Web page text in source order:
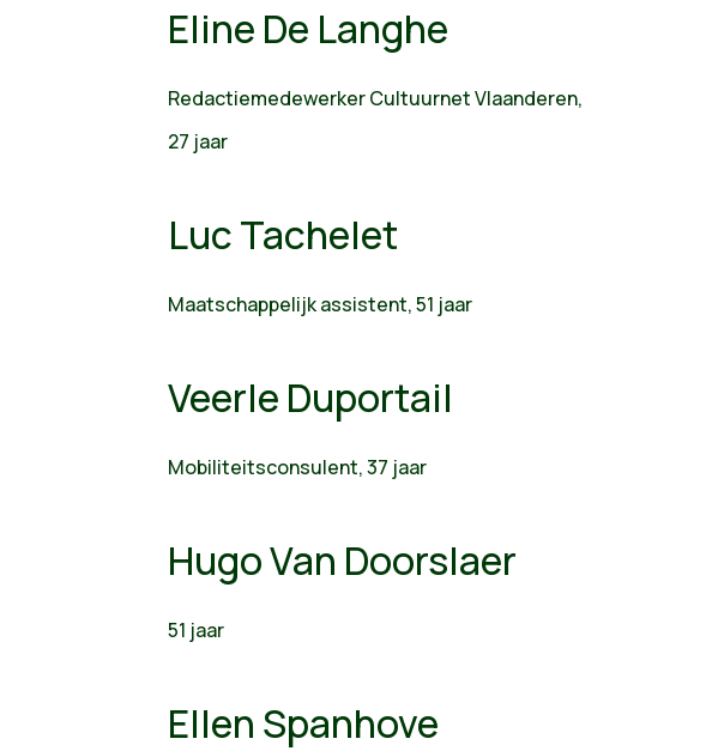
Eline De Langhe
Redactiemedewerker Cultuurnet Vlaanderen,
27 jaar
Luc Tachelet
Maatschappelijk assistent, 51 jaar
Veerle Duportail
Mobiliteitsconsulent, 37 jaar
Hugo Van Doorslaer
51 jaar
Ellen Spanhove